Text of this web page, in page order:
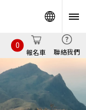
報名車
0
聯絡我們